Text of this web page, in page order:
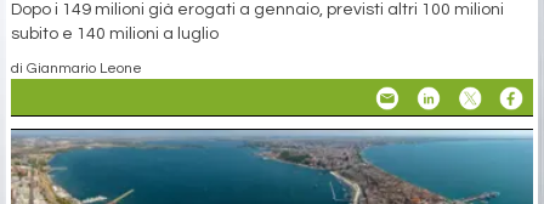
Dopo i 149 milioni già erogati a gennaio, previsti altri 100 milioni
subito e 140 milioni a luglio
di Gianmario Leone